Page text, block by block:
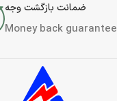
ضمانت بازگشت وجه
Money back guarantee